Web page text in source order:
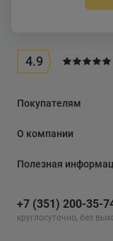
4.9
Покупателям
О компании
Полезная
+7 (351) 200-35-
круглосуточно, без